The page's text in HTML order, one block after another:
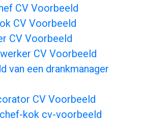
CV Voorbeeld
CV Voorbeeld
CV Voorbeeld
CV Voorbeeld
van een drankmanager
CV Voorbeeld
kok cv-voorbeeld